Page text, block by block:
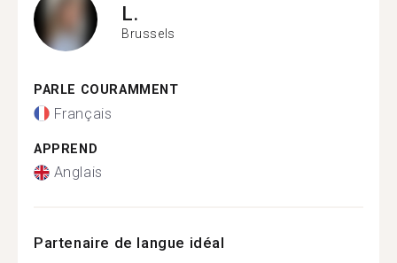
L.
Brussels
PARLE COURAMMENT
Français
APPREND
Anglais
Partenaire de langue idéal